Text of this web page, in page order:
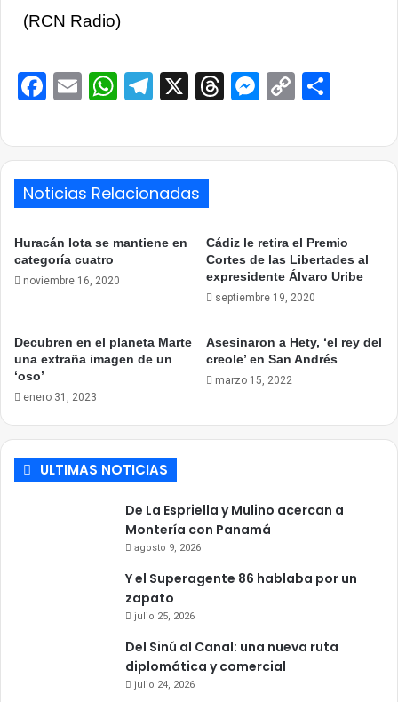
(RCN Radio)
Facebook
EmailWhatsApp
Telegram
X ThreadsCopy
Noticias Relacionadas
Huracán Iota se mantiene en
categoría cuatro
noviembre 16, 2020
Cádiz le retira el Premio
Cortes de las Libertades al
expresidente Álvaro Uribe
septiembre 19, 2020
Decubren en el planeta Marte
una extraña imagen de un
‘oso’
enero 31, 2023
Asesinaron a Hety, ‘el rey del
creole’ en San Andrés
marzo 15, 2022
ULTIMAS NOTICIAS
De La Espriella y Mulino acercan a
Montería con Panamá
agosto 9, 2026
Y el Superagente 86 hablaba por un
zapato
julio 25, 2026
Del Sinú al Canal: una nueva ruta
diplomática y comercial
julio 24, 2026